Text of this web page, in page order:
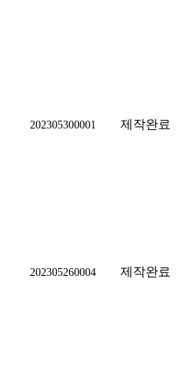
202305300001 제작완료
202305260004 제작완료